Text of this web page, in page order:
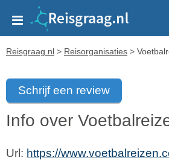
Reisgraag.nl > Reisorganisaties >
Schrijf een review
Info over
Url: https://